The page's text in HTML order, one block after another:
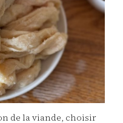
de la viande, choisir